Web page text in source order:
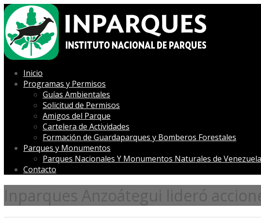
Inicio
Programas y Permisos
Guías Ambientales
Solicitud de Permisos
Amigos del Parque
Cartelera de Actividades
Formación de Guardaparques y Bomberos Forestales
Parques y Monumentos
Parques Nacionales Y Monumentos Naturales de Venezuela
Contacto
Inparques Anzoátegui lideró